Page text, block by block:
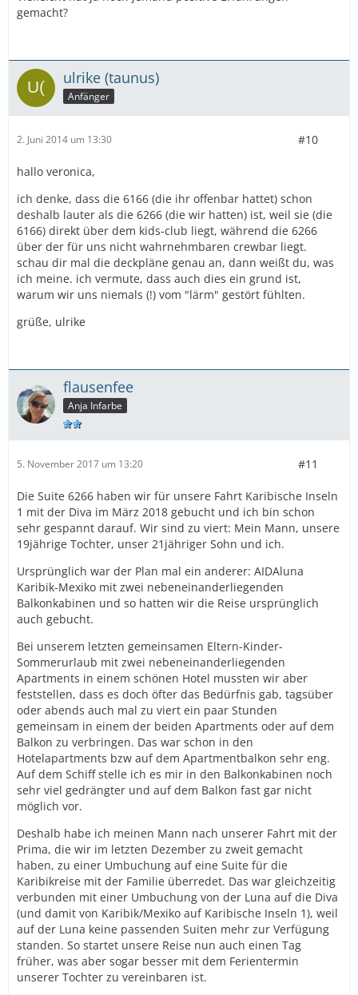
gemacht?
ulrike (taunus)
Anfänger
2. Juni 2014 um 13:30 #10
hallo veronica,
ich denke, dass die 6166 (die ihr offenbar hattet) schon
deshalb lauter als die 6266 (die wir hatten) ist, weil sie (die
6166) direkt über dem kids-club liegt, während die 6266
über der für uns nicht wahrnehmbaren crewbar liegt.
schau dir mal die deckpläne genau an, dann weißt du, was
ich meine. ich vermute, dass auch dies ein grund ist,
warum wir uns niemals (!) vom "lärm" gestört fühlten.
grüße, ulrike
flausenfee
Anja Infarbe
5. November 2017 um 13:20 #11
Die Suite 6266 haben wir für unsere Fahrt Karibische Inseln
1 mit der Diva im März 2018 gebucht und ich bin schon
sehr gespannt darauf. Wir sind zu viert: Mein Mann, unsere
19jährige Tochter, unser 21jähriger Sohn und ich.
Ursprünglich war der Plan mal ein anderer: AIDAluna
Karibik-Mexiko mit zwei nebeneinanderliegenden
Balkonkabinen und so hatten wir die Reise ursprünglich
auch gebucht.
Bei unserem letzten gemeinsamen Eltern-Kinder-
Sommerurlaub mit zwei nebeneinanderliegenden
Apartments in einem schönen Hotel mussten wir aber
feststellen, dass es doch öfter das Bedürfnis gab, tagsüber
oder abends auch mal zu viert ein paar Stunden
gemeinsam in einem der beiden Apartments oder auf dem
Balkon zu verbringen. Das war schon in den
Hotelapartments bzw auf dem Apartmentbalkon sehr eng.
Auf dem Schiff stelle ich es mir in den Balkonkabinen noch
sehr viel gedrängter und auf dem Balkon fast gar nicht
möglich vor.
Deshalb habe ich meinen Mann nach unserer Fahrt mit der
Prima, die wir im letzten Dezember zu zweit gemacht
haben, zu einer Umbuchung auf eine Suite für die
Karibikreise mit der Familie überredet. Das war gleichzeitig
verbunden mit einer Umbuchung von der Luna auf die Diva
(und damit von Karibik/Mexiko auf Karibische Inseln 1), weil
auf der Luna keine passenden Suiten mehr zur Verfügung
standen. So startet unsere Reise nun auch einen Tag
früher, was aber sogar besser mit dem Ferientermin
unserer Tochter zu vereinbaren ist.